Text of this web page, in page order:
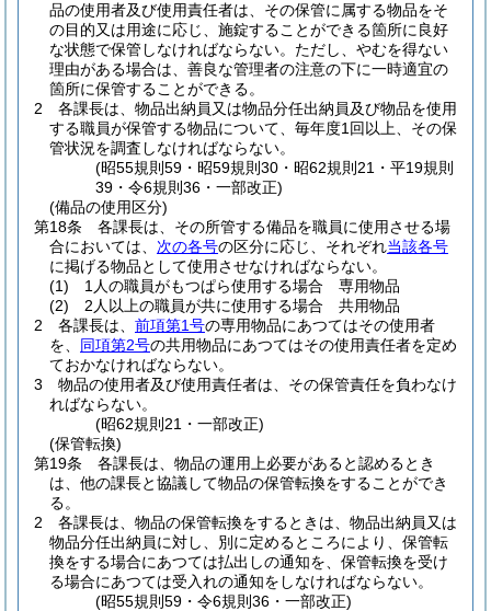
品の使用者及び使用責任者は、その保管に属する物品をそ
の目的又は用途に応じ、施錠することができる箇所に良好
な状態で保管しなければならない。 ただし、やむを得ない
理由がある場合は、善良な管理者の注意の下に一時適宜の
箇所に保管することができる。
2
各課長は、物品出納員又は物品分任出納員及び物品を使用
する職員が保管する物品について、毎年度1回以上、その保
管状況を調査しなければならない。
(昭55規則59・昭59規則30・昭62規則21・平19規則
39・令6規則36・一部改正)
(備品の使用区分)
第18条
各課長は、その所管する備品を職員に使用させる場
合においては、 次の各号の区分に応じ、それぞれ当該各号
に掲げる物品として使用させなければならない。
(1)
1人の職員がもつぱら使用する場合 専用物品
(2)
2人以上の職員が共に使用する場合 共用物品
2
各課長は、 前項第1号の専用物品にあつてはその使用者
を、 同項第2号の共用物品にあつてはその使用責任者を定め
ておかなければならない。
3
物品の使用者及び使用責任者は、その保管責任を負わなけ
ればならない。
(昭62規則21・一部改正)
(保管転換)
第19条
各課長は、物品の運用上必要があると認めるとき
は、他の課長と協議して物品の保管転換をすることができ
る。
2
各課長は、物品の保管転換をするときは、物品出納員又は
物品分任出納員に対し、別に定めるところにより、保管転
換をする場合にあつては払出しの通知を、保管転換を受け
る場合にあつては受入れの通知をしなければならない。
(昭55規則59・令6規則36・一部改正)